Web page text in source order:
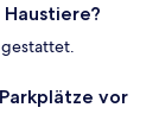
gestattet.
vor